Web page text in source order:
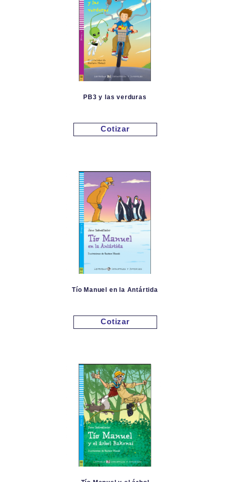
PB3 y las verduras
Cotizar
Tío Manuel en la Antártida
Cotizar